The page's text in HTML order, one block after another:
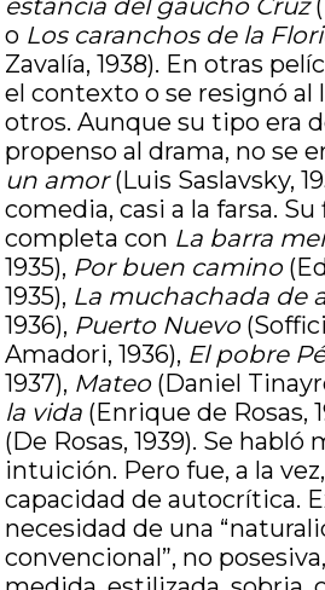
estancia del gaucho Cruz
o Los caranchos de la
Zavalía, 1938). En otras
el contexto o se resignó
otros. Aunque su tipo era
propenso al drama, no se
un amor(Luis Saslavsky,
comedia, casi a la farsa.
completa con La barra
1935), Por buen camino
1935), La muchachada de
1936), Puerto Nuevo
Amadori, 1936), El pobre
1937), Mateo(Daniel
la vida (Enrique de Rosas,
(De Rosas, 1939). Se habló
intuición. Pero fue, a la
capacidad de autocrítica.
necesidad de una
convencional”, no